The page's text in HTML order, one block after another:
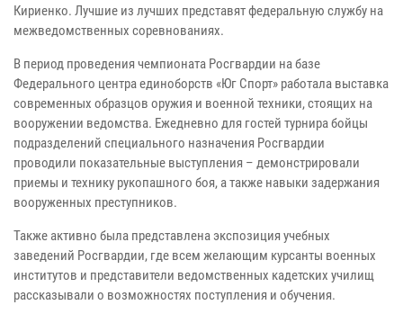
Кириенко. Лучшие из лучших представят федеральную службу на
межведомственных соревнованиях.
В период проведения чемпионата Росгвардии на базе
Федерального центра единоборств «Юг Спорт» работала выставка
современных образцов оружия и военной техники, стоящих на
вооружении ведомства. Ежедневно для гостей турнира бойцы
подразделений специального назначения Росгвардии
проводили показательные выступления – демонстрировали
приемы и технику рукопашного боя, а также навыки задержания
вооруженных преступников.
Также активно была представлена экспозиция учебных
заведений Росгвардии, где всем желающим курсанты военных
институтов и представители ведомственных кадетских училищ
рассказывали о возможностях поступления и обучения.